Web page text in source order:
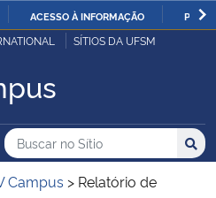
IR
O
ACESSO À INFORMAÇÃO
SÍTIOS DA UFSM
do Sítio
Busca
Buscar no no Sítio
Busca:
Campus > Relatório de